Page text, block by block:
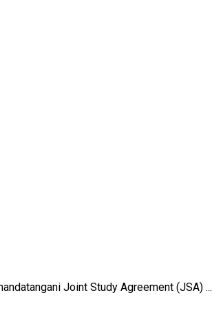
Joint Study Agreement (JSA) ...